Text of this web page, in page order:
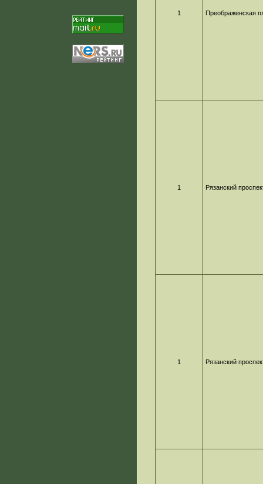
1 Преображенская
1 Рязанский
1 Рязанский